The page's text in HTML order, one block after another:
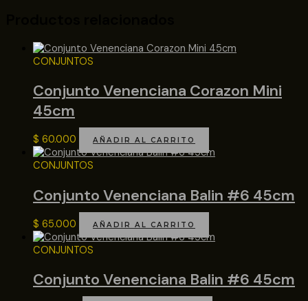
CONJUNTOS
Conjunto Venenciana Corazon Mini
45cm
$ 60.000 AÑADIR AL CARRITO
CONJUNTOS
Conjunto Venenciana Balin #6 45cm
$ 65.000 AÑADIR AL CARRITO
CONJUNTOS
Conjunto Venenciana Balin #6 45cm